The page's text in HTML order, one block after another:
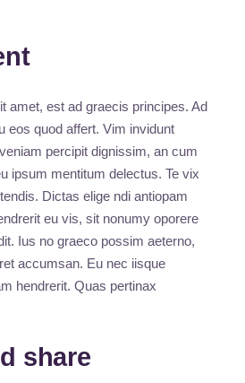
amet, est ad graecis principes. Ad
eos quod affert. Vim invidunt
percipit dignissim, an cum
ipsum mentitum delectus. Te vix
Dictas elige ndi antiopam
eu vis, sit nonumy oporere
Ius no graeco possim aeterno,
accumsan. Eu nec iisque
hendrerit. Quas pertinax
share